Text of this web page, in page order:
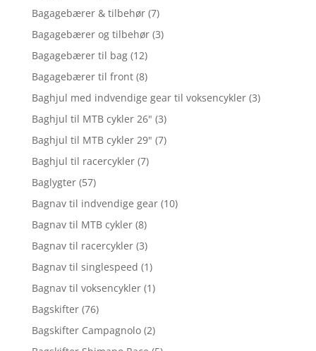
Bagagebærer & tilbehør (7)
Bagagebærer og tilbehør (3)
Bagagebærer til bag (12)
Bagagebærer til front (8)
Baghjul med indvendige gear til voksencykler (3)
Baghjul til MTB cykler 26" (3)
Baghjul til MTB cykler 29" (7)
Baghjul til racercykler (7)
Baglygter (57)
Bagnav til indvendige gear (10)
Bagnav til MTB cykler (8)
Bagnav til racercykler (3)
Bagnav til singlespeed (1)
Bagnav til voksencykler (1)
Bagskifter (76)
Bagskifter Campagnolo (2)